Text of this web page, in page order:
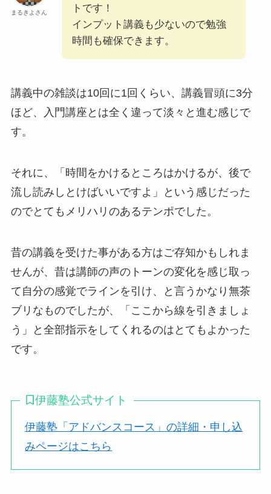
まるきよさん
トです！
インプット講義も少ないので勉強
時間も確保できます。
講義中の雑談は10回に1回くらい、講義冒頭に3分
ほど、入門講座とは全く違って淡々と進む感じで
す。
それに、
「時間をかけるところはかけるが、後で
流し読みしとけばいいですよ」という感じだった
のでとてもメリハリのあるテンポでした。
昔の講義を受けた事がある方はご存知かもしれま
せんが、昔は講師の声のトーンの変化を感じ取っ
て自分の感覚でラインを引け、と言うかなり無茶
ブリなものでしたが、
「ここから線を引きましょ
う」と全部指示をしてくれるのはとてもよかった
です。
伊藤塾公式サイト
伊藤塾「アドバンスコース」の詳細・申し込
みページはこちら